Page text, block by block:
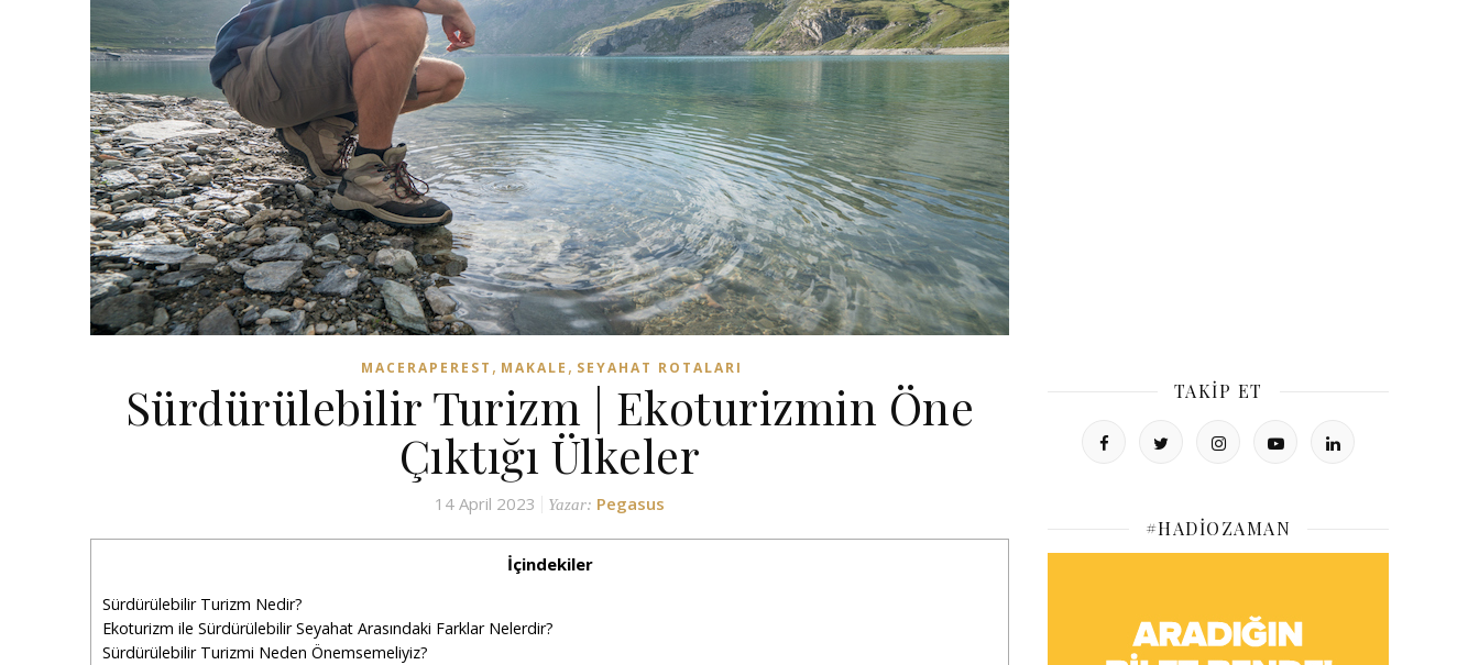
MACERAPEREST , MAKALE , SEYAHAT ROTALARI
Sürdürülebilir Turizm | Ekoturizmin Öne
Çıktığı Ülkeler
14 April 2023 Yazar: Pegasus
İçindekiler
Sürdürülebilir Turizm Nedir?
Ekoturizm ile Sürdürülebilir Seyahat Arasındaki Farklar Nelerdir?
Sürdürülebilir Turizmi Neden Önemsemeliyiz?
TAKIP ET
#HADIOZAMAN